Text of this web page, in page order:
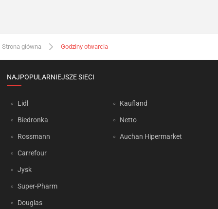
Strona główna Godziny otwarcia
NAJPOPULARNIEJSZE SIECI
Lidl
Biedronka
Rossmann
Carrefour
Jysk
Super-Pharm
Douglas
Kaufland
Netto
Auchan Hipermarket